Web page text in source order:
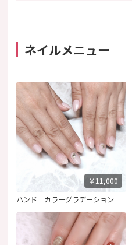
ネイルメニュー
￥11,000
ハンド カラーグラデーション